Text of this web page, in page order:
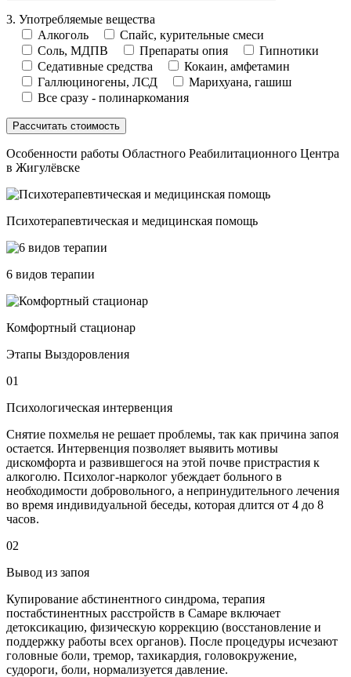
3. Употребляемые вещества
Алкоголь
Спайс, курительные смеси
Соль, МДПВ
Препараты опия
Гипнотики
Седативные средства
Кокаин, амфетамин
Галлюциногены, ЛСД
Марихуана, гашиш
Все сразу - полинаркомания
Особенности работы Областного Реабилитационного Центра
в Жигулёвске
Психотерапевтическая и медицинская помощь
6 видов терапии
Комфортный стационар
Этапы Выздоровления
01
Психологическая интервенция
Снятие похмелья не решает проблемы, так как причина запоя
остается. Интервенция позволяет выявить мотивы
дискомфорта и развившегося на этой почве пристрастия к
алкоголю. Психолог-нарколог убеждает больного в
необходимости добровольного, а непринудительного лечения
во время индивидуальной беседы, которая длится от 4 до 8
часов.
02
Вывод из запоя
Купирование абстинентного синдрома, терапия
постабстинентных расстройств в Самаре включает
детоксикацию, физическую коррекцию (восстановление и
поддержку работы всех органов). После процедуры исчезают
головные боли, тремор, тахикардия, головокружение,
судороги, боли, нормализуется давление.